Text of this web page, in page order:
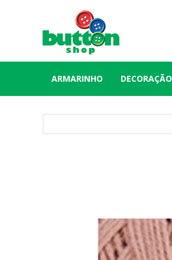
ARMARINHO DECORAÇÃO